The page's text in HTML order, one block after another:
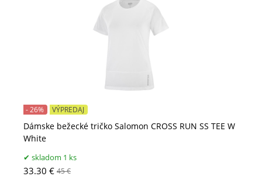
Dámske bežecké tričko Salomon CROSS RUN SS TEE W
White
- 26% VÝPREDAJ
skladom 1 ks
33.30 € 45 €